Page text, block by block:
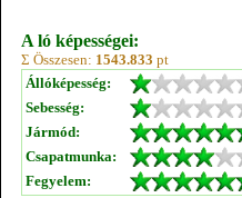
A ló képességei:
Σ Összesen: 1543.833 pt
Állóképesség:
Sebesség:
Jármód:
Csapatmunka:
Fegyelem: